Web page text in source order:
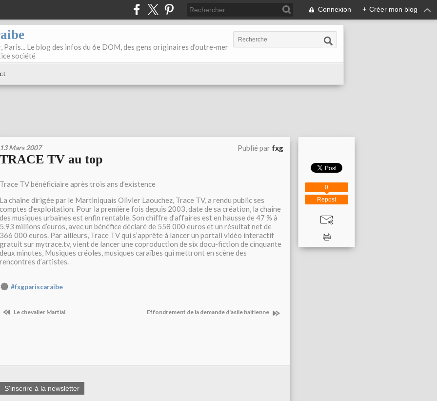
Connexion + Créer mon blog
Paris... Le blog des infos du 6e DOM, des gens originaires d'outre-mer
société
13 Mars 2007 Publié par fxg
TRACE TV au top
Trace TV bénéficiaire après trois ans d’existence
La chaîne dirigée par le Martiniquais Olivier Laouchez, Trace TV, a rendu public ses
comptes d’exploitation. Pour la première fois depuis 2003, date de sa création, la chaîne
des musiques urbaines est enfin rentable. Son chiffre d’affaires est en hausse de 47 % à
5,93 millions d’euros, avec un bénéfice déclaré de 558 000 euros et un résultat net de
366 000 euros. Par ailleurs, Trace TV qui s’apprête à lancer un portail vidéo interactif
gratuit sur mytrace.tv, vient de lancer une coproduction de six docu-fiction de cinquante
deux minutes, Musiques créoles, musiques caraïbes qui mettront en scène des
rencontres d’artistes.
#fxgpariscaraibe
Le chevalier Martial Effondrement de la demande d'asile haitienne
S'inscrire à la newsletter
Repost
0